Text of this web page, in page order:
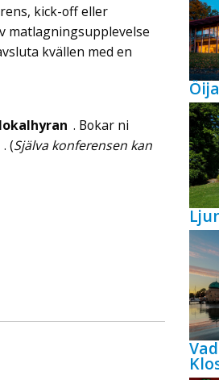
kick-off eller
matlagningsupplevelse
kvällen med en
. Bokar ni
. (Själva konferensen kan